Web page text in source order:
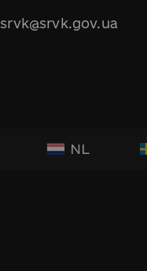
srvk@srvk.gov.ua
NL